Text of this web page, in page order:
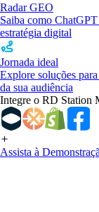
Radar GEO
Saiba como
estratégia digital
Jornada ideal
Explore soluções
da sua audiência
Integre o RD Station
Assista à